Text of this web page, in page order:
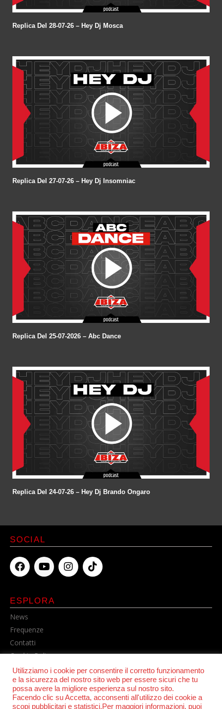
Replica Del 28-07-26 – Hey Dj Mosca
Replica Del 27-07-26 – Hey Dj Insomniac
Replica Del 25-07-2026 – Abc Dance
Replica Del 24-07-26 – Hey Dj Brando Ongaro
ESPLORA
News
Frequenze
Contatti
Cookie Policy
Privacy Policy
SOCIAL
Utilizziamo i cookie per consentire il corretto funzionamento
e la sicurezza del nostro sito web per essere sicuri che tu
possa avere la migliore esperienza sul nostro sito.
Facendo clic su Accetta, acconsenti all'utilizzo dei cookie a
scopi pubblicitari e statistici.Per maggiori informazioni, puoi